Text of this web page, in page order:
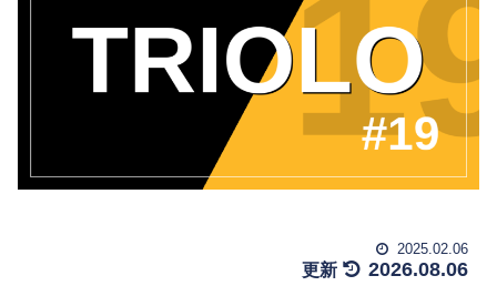
2025.02.06
2026.08.06